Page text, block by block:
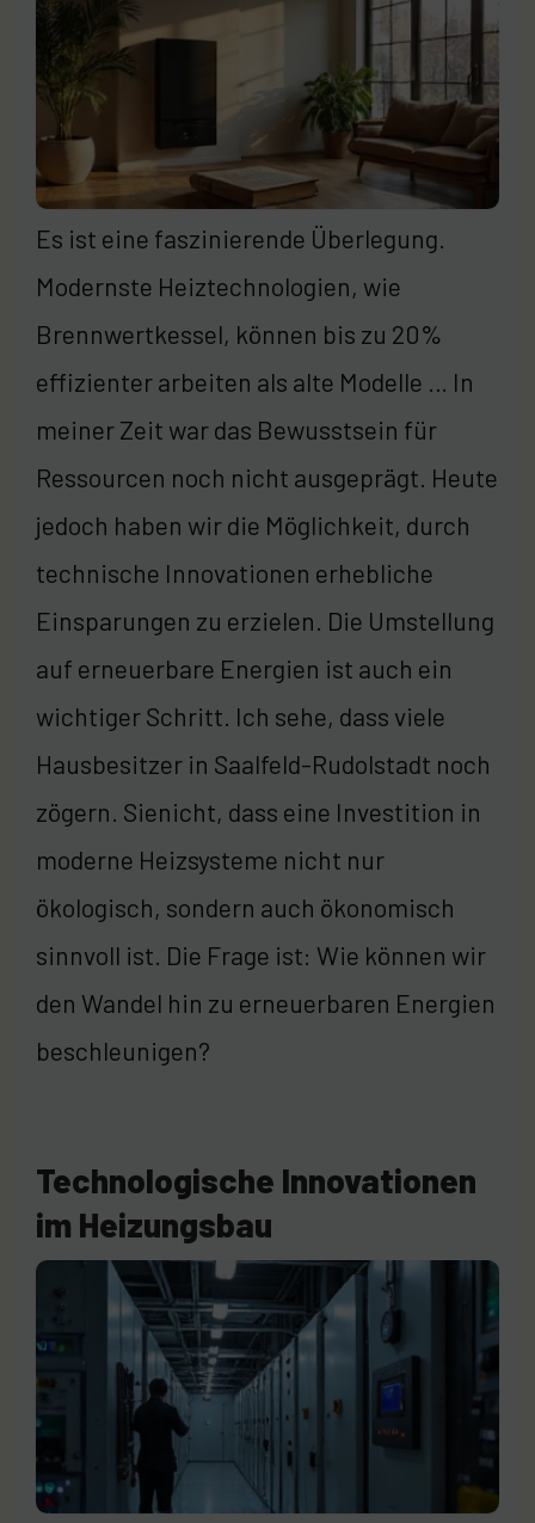
Es ist eine faszinierende Überlegung.
Modernste Heiztechnologien, wie
Brennwertkessel, können bis zu 20%
effizienter arbeiten als alte Modelle … In
meiner Zeit war das Bewusstsein für
Ressourcen noch nicht ausgeprägt. Heute
jedoch haben wir die Möglichkeit, durch
technische Innovationen erhebliche
Einsparungen zu erzielen. Die Umstellung
auf erneuerbare Energien ist auch ein
wichtiger Schritt. Ich sehe, dass viele
Hausbesitzer in Saalfeld-Rudolstadt noch
zögern. Sienicht, dass eine Investition in
moderne Heizsysteme nicht nur
ökologisch, sondern auch ökonomisch
sinnvoll ist. Die Frage ist: Wie können wir
den Wandel hin zu erneuerbaren Energien
beschleunigen?
Technologische Innovationen
im Heizungsbau